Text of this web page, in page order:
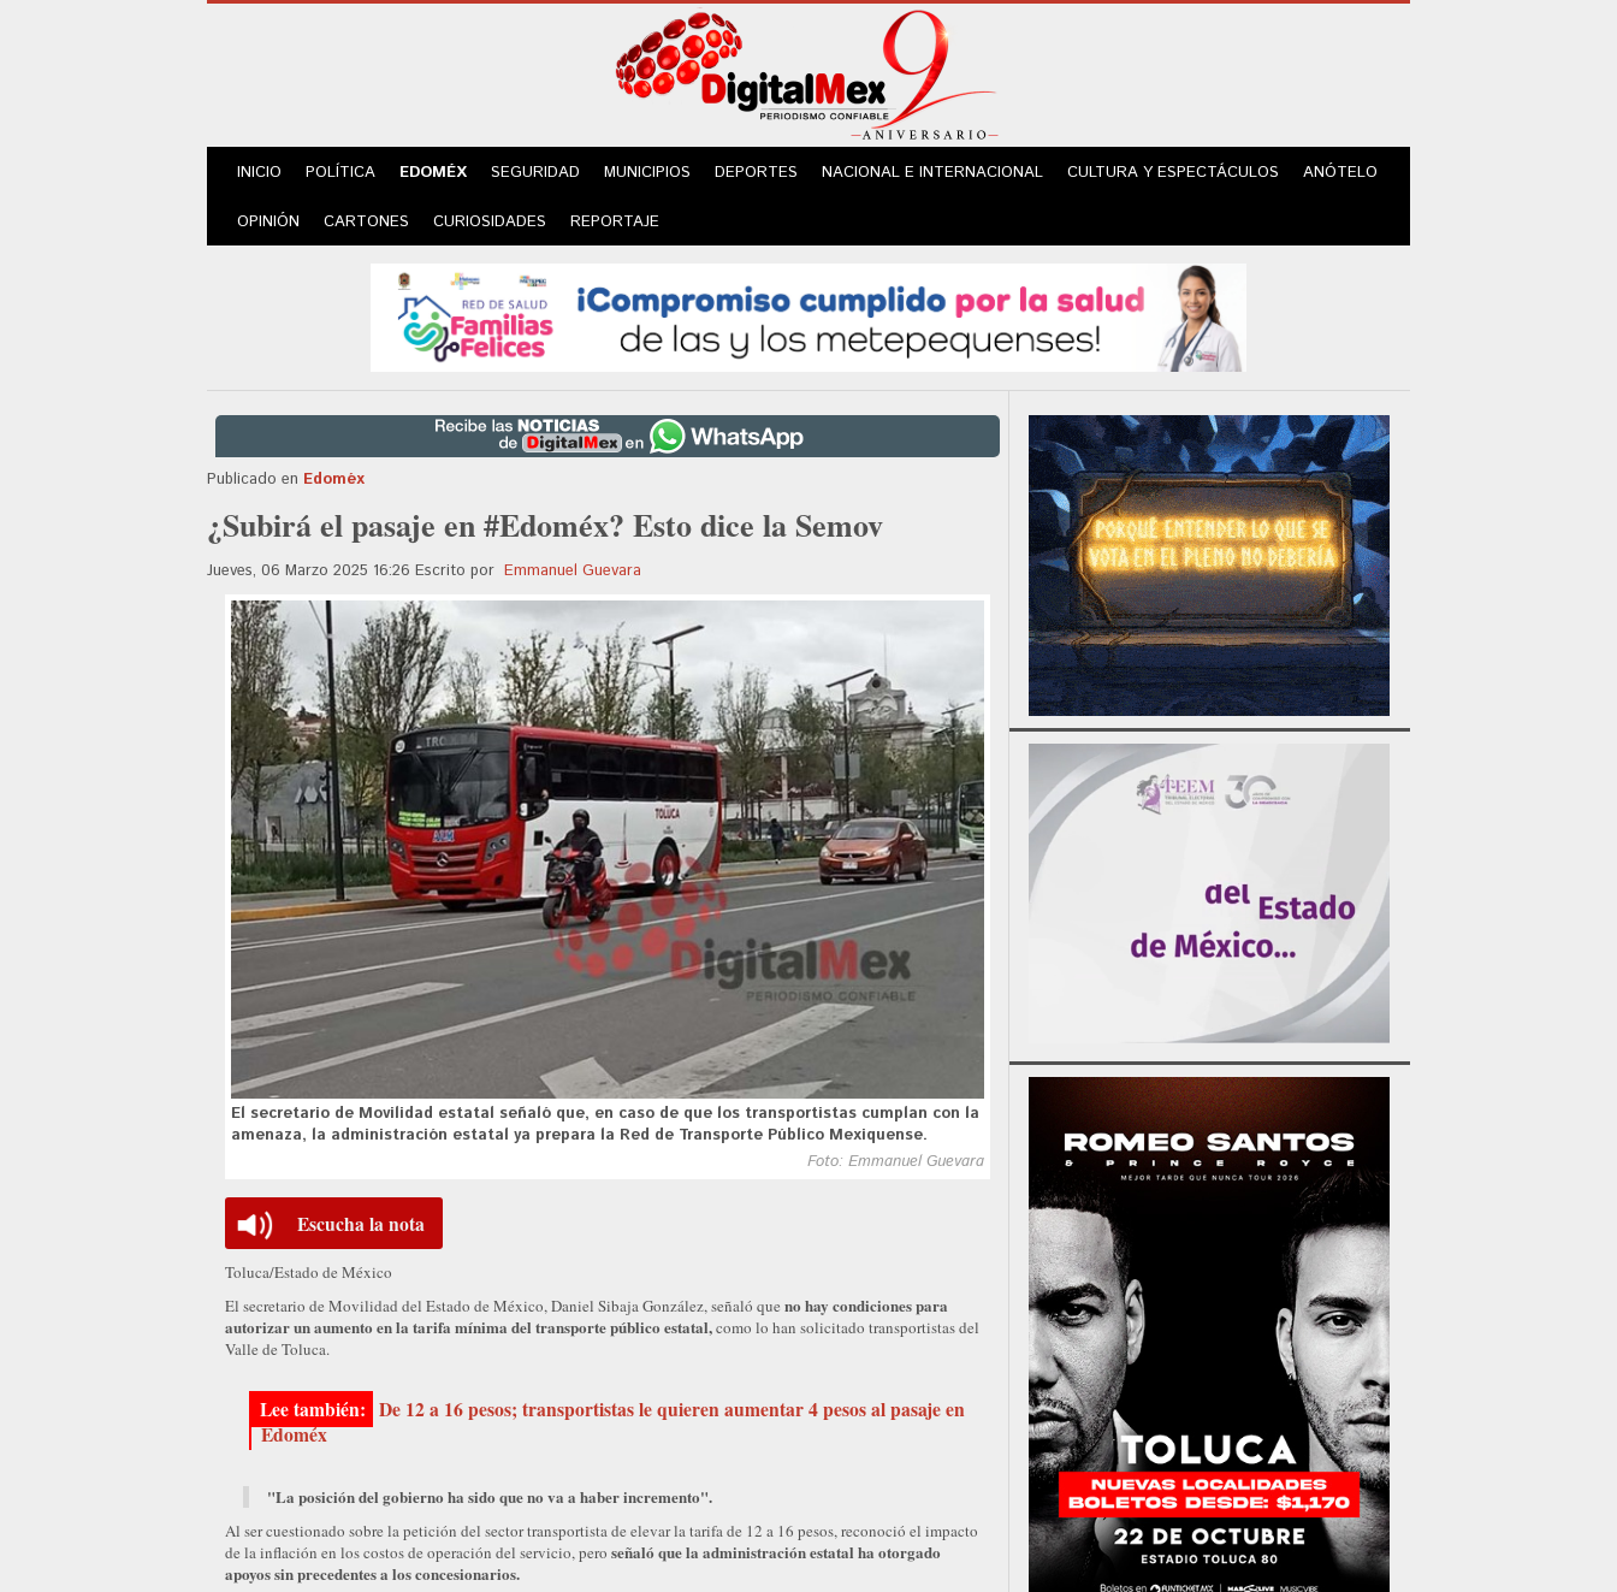
INICIO POLÍTICA EDOMÉX SEGURIDAD MUNICIPIOS DEPORTES NACIONAL E INTERNACIONAL CULTURA Y ESPECTÁCULOS ANÓTELO
OPINIÓN CARTONES CURIOSIDADES REPORTAJE
Publicado en Edoméx
¿Subirá el pasaje en #Edoméx? Esto dice la Semov
Jueves, 06 Marzo 2025 16:26 Escrito por Emmanuel Guevara
El secretario de Movilidad estatal señaló que, en caso de que los transportistas cumplan con la
amenaza, la administración estatal ya prepara la Red de Transporte Público Mexiquense.
Foto: Emmanuel Guevara
Escucha la nota
Toluca/Estado de México
El secretario de Movilidad del Estado de México, Daniel Sibaja González, señaló que no hay condiciones para
autorizar un aumento en la tarifa mínima del transporte público estatal,como lo han solicitado transportistas del
Valle de Toluca.
De 12 a 16 pesos; transportistas le quieren aumentar 4 pesos al pasaje en
Edoméx
"La posición del gobierno ha sido que no va a haber incremento".
Al ser cuestionado sobre la petición del sector transportista de elevar la tarifa de 12 a 16 pesos, reconoció el impacto
de la inflación en los costos de operación del servicio, pero señaló que la administración estatal ha otorgado
apoyos sin precedentes a los concesionarios.